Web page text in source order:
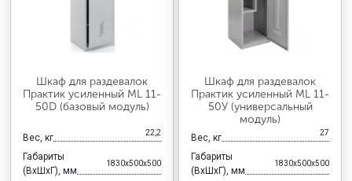
Шкаф для раздевалок
Практик усиленный ML 11-
50D (базовый модуль)
Вес, кг 22,2
Габариты
(ВхШхГ), мм
1830x500x500
Шкаф для раздевалок
Практик усиленный ML 11-
50У (универсальный
модуль)
Вес, кг 27
Габариты
(ВхШхГ), мм
1830x500x500